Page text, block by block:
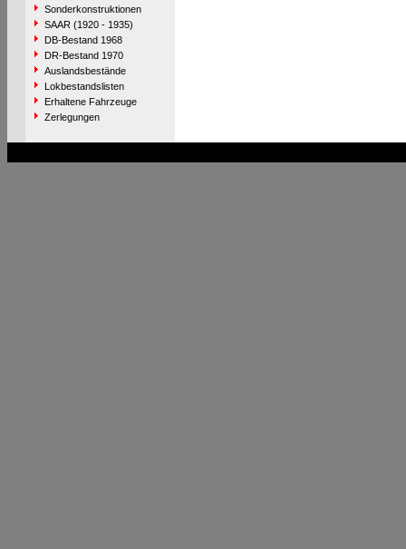
Sonderkonstruktionen
SAAR (1920 - 1935)
DB-Bestand 1968
DR-Bestand 1970
Auslandsbestände
Lokbestandslisten
Erhaltene Fahrzeuge
Zerlegungen